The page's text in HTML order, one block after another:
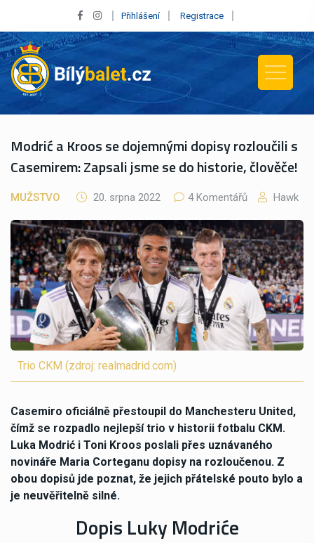
Přihlášení Registrace
Modrić a Kroos se dojemnými dopisy rozloučili s
Casemirem: Zapsali jsme se do historie, člověče!
MUŽSTVO 20. srpna 2022 4 Komentářů Hawk
Trio CKM (zdroj: realmadrid.com)
Casemiro oficiálně přestoupil do Manchesteru United,
čímž se rozpadlo nejlepší trio v historii fotbalu CKM.
Luka Modrić i Toni Kroos poslali přes uznávaného
novináře Maria Corteganu dopisy na rozloučenou. Z
obou dopisů jde poznat, že jejich přátelské pouto bylo a
je neuvěřitelně silné.
Dopis Luky Modriće